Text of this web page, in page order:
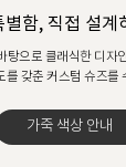
함, 직접 설계
탕으로 클래식한 디자
를 갖춘 커스텀 슈즈를
가죽 색상 안내